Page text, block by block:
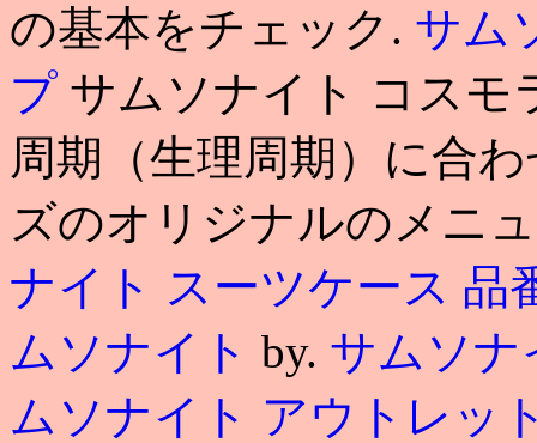
の基本をチェック. サム
プ サムソナイト コスモ
周期（生理周期）に合
ズのオリジナルのメニ
ナイト スーツケース 品
ムソナイト by. サムソ
ムソナイト アウトレッ